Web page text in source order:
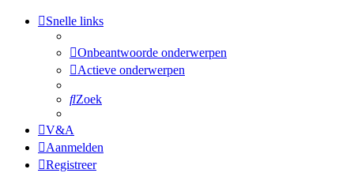
Snelle links
Onbeantwoorde onderwerpen
Actieve onderwerpen
Zoek
V&A
Aanmelden
Registreer